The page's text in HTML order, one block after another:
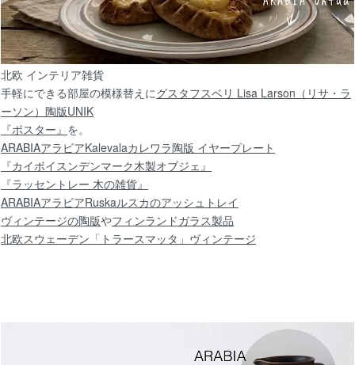
【北欧 雑貨/北欧 かご】北欧スウェーデン ヴ
10/22
【北欧 雑貨/北欧 食器】アラビアAbloy(アブ
北欧 インテリア雑貨
手軽にできる部屋の模様替えにグスタフスベリ Lisa Larson（リサ・ラ
ーソン）陶版UNIK
『ポスター』 を。
ARABIAアラビアKalevalaカレワラ陶版 イヤープレート
『カイボイスンデンマーク木製オブジェ』
『ラッセントレー 木の雑貨』
ARABIAアラビアRuskaルスカのアッシュトレイ
ヴィンテージの陶版やフィンランドガラス製品
北欧スウェーデン「トラースマッタ」ヴィンテージ